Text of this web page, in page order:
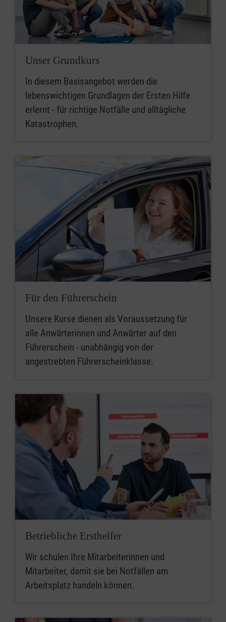
Unser Grundkurs
In diesem Basisangebot werden die
lebenswichtigen Grundlagen der Ersten Hilfe
erlernt - für richtige Notfälle und alltägliche
Katastrophen.
Für den Führerschein
Unsere Kurse dienen als Voraussetzung für
alle Anwärterinnen und Anwärter auf den
Führerschein - unabhängig von der
angestrebten Führerscheinklasse.
Betriebliche Ersthelfer
Wir schulen Ihre Mitarbeiterinnen und
Mitarbeiter, damit sie bei Notfällen am
Arbeitsplatz handeln können.